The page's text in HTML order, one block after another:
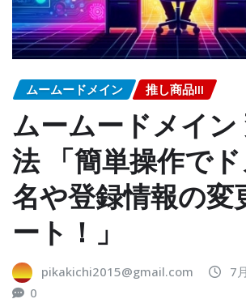
ムームードメイン 推し商品III
ムームードメイン
法 「簡単操作で
名や登録情報の変
ート！」
pikakichi2015@gmail.com
7
0